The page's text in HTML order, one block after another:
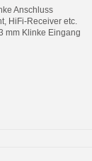
Anschluss
HiFi-Receiver etc.
mm Klinke Eingang